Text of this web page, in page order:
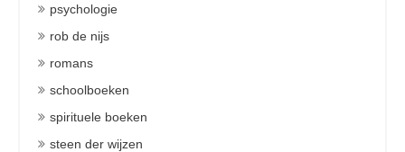
psychologie
rob de nijs
romans
schoolboeken
spirituele boeken
steen der wijzen